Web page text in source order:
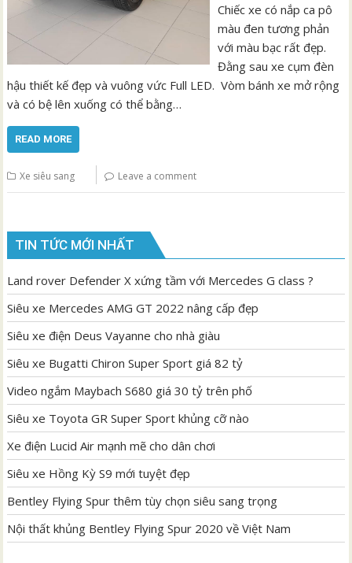
Chiếc xe có nắp ca pô
màu đen tương phản
với màu bạc rất đẹp.
Đằng sau xe cụm đèn
hậu thiết kế đẹp và vuông vức Full LED. Vòm bánh xe mở rộng
và có bệ lên xuống có thể bằng…
READ MORE
Xe siêu sang Leave a comment
TIN TỨC MỚI NHẤT
Land rover Defender X xứng tầm với Mercedes G class ?
Siêu xe Mercedes AMG GT 2022 nâng cấp đẹp
Siêu xe điện Deus Vayanne cho nhà giàu
Siêu xe Bugatti Chiron Super Sport giá 82 tỷ
Video ngắm Maybach S680 giá 30 tỷ trên phố
Siêu xe Toyota GR Super Sport khủng cỡ nào
Xe điện Lucid Air mạnh mẽ cho dân chơi
Siêu xe Hồng Kỳ S9 mới tuyệt đẹp
Bentley Flying Spur thêm tùy chọn siêu sang trọng
Nội thất khủng Bentley Flying Spur 2020 về Việt Nam